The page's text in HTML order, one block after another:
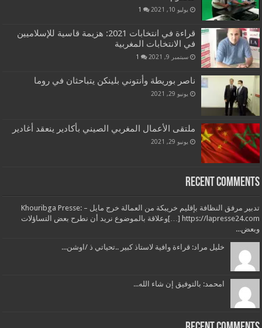
يوليو 10, 2021 1
قراءة في انتخابات 2021: هزيمة قاسية للإسلاميين
في الانتخابات المغربية
سبتمبر 9, 2021 1
ناصر بوريطة وأنتوني بلينكن يتباحثان في روما
يونيو 29, 2021
ملتقى الأعمال المغربي الصيني بأكادير ينعقد أغادير
يونيو 29, 2021
Recent Comments
تدبير مرفق النظافة بإقليم خريبكة من العمالة خرج مايل – Khouribga Presse:
[…] https://lapresse24.comوعلاقة بالموضوع نريد أن نطرح بعض التساؤلات
وبعض...
خليل مراد: قراءة وافية لاستاذ كبير ..تحياتي ذ /اوشن...
امحمد: بالتوفيق إن شاء الله...